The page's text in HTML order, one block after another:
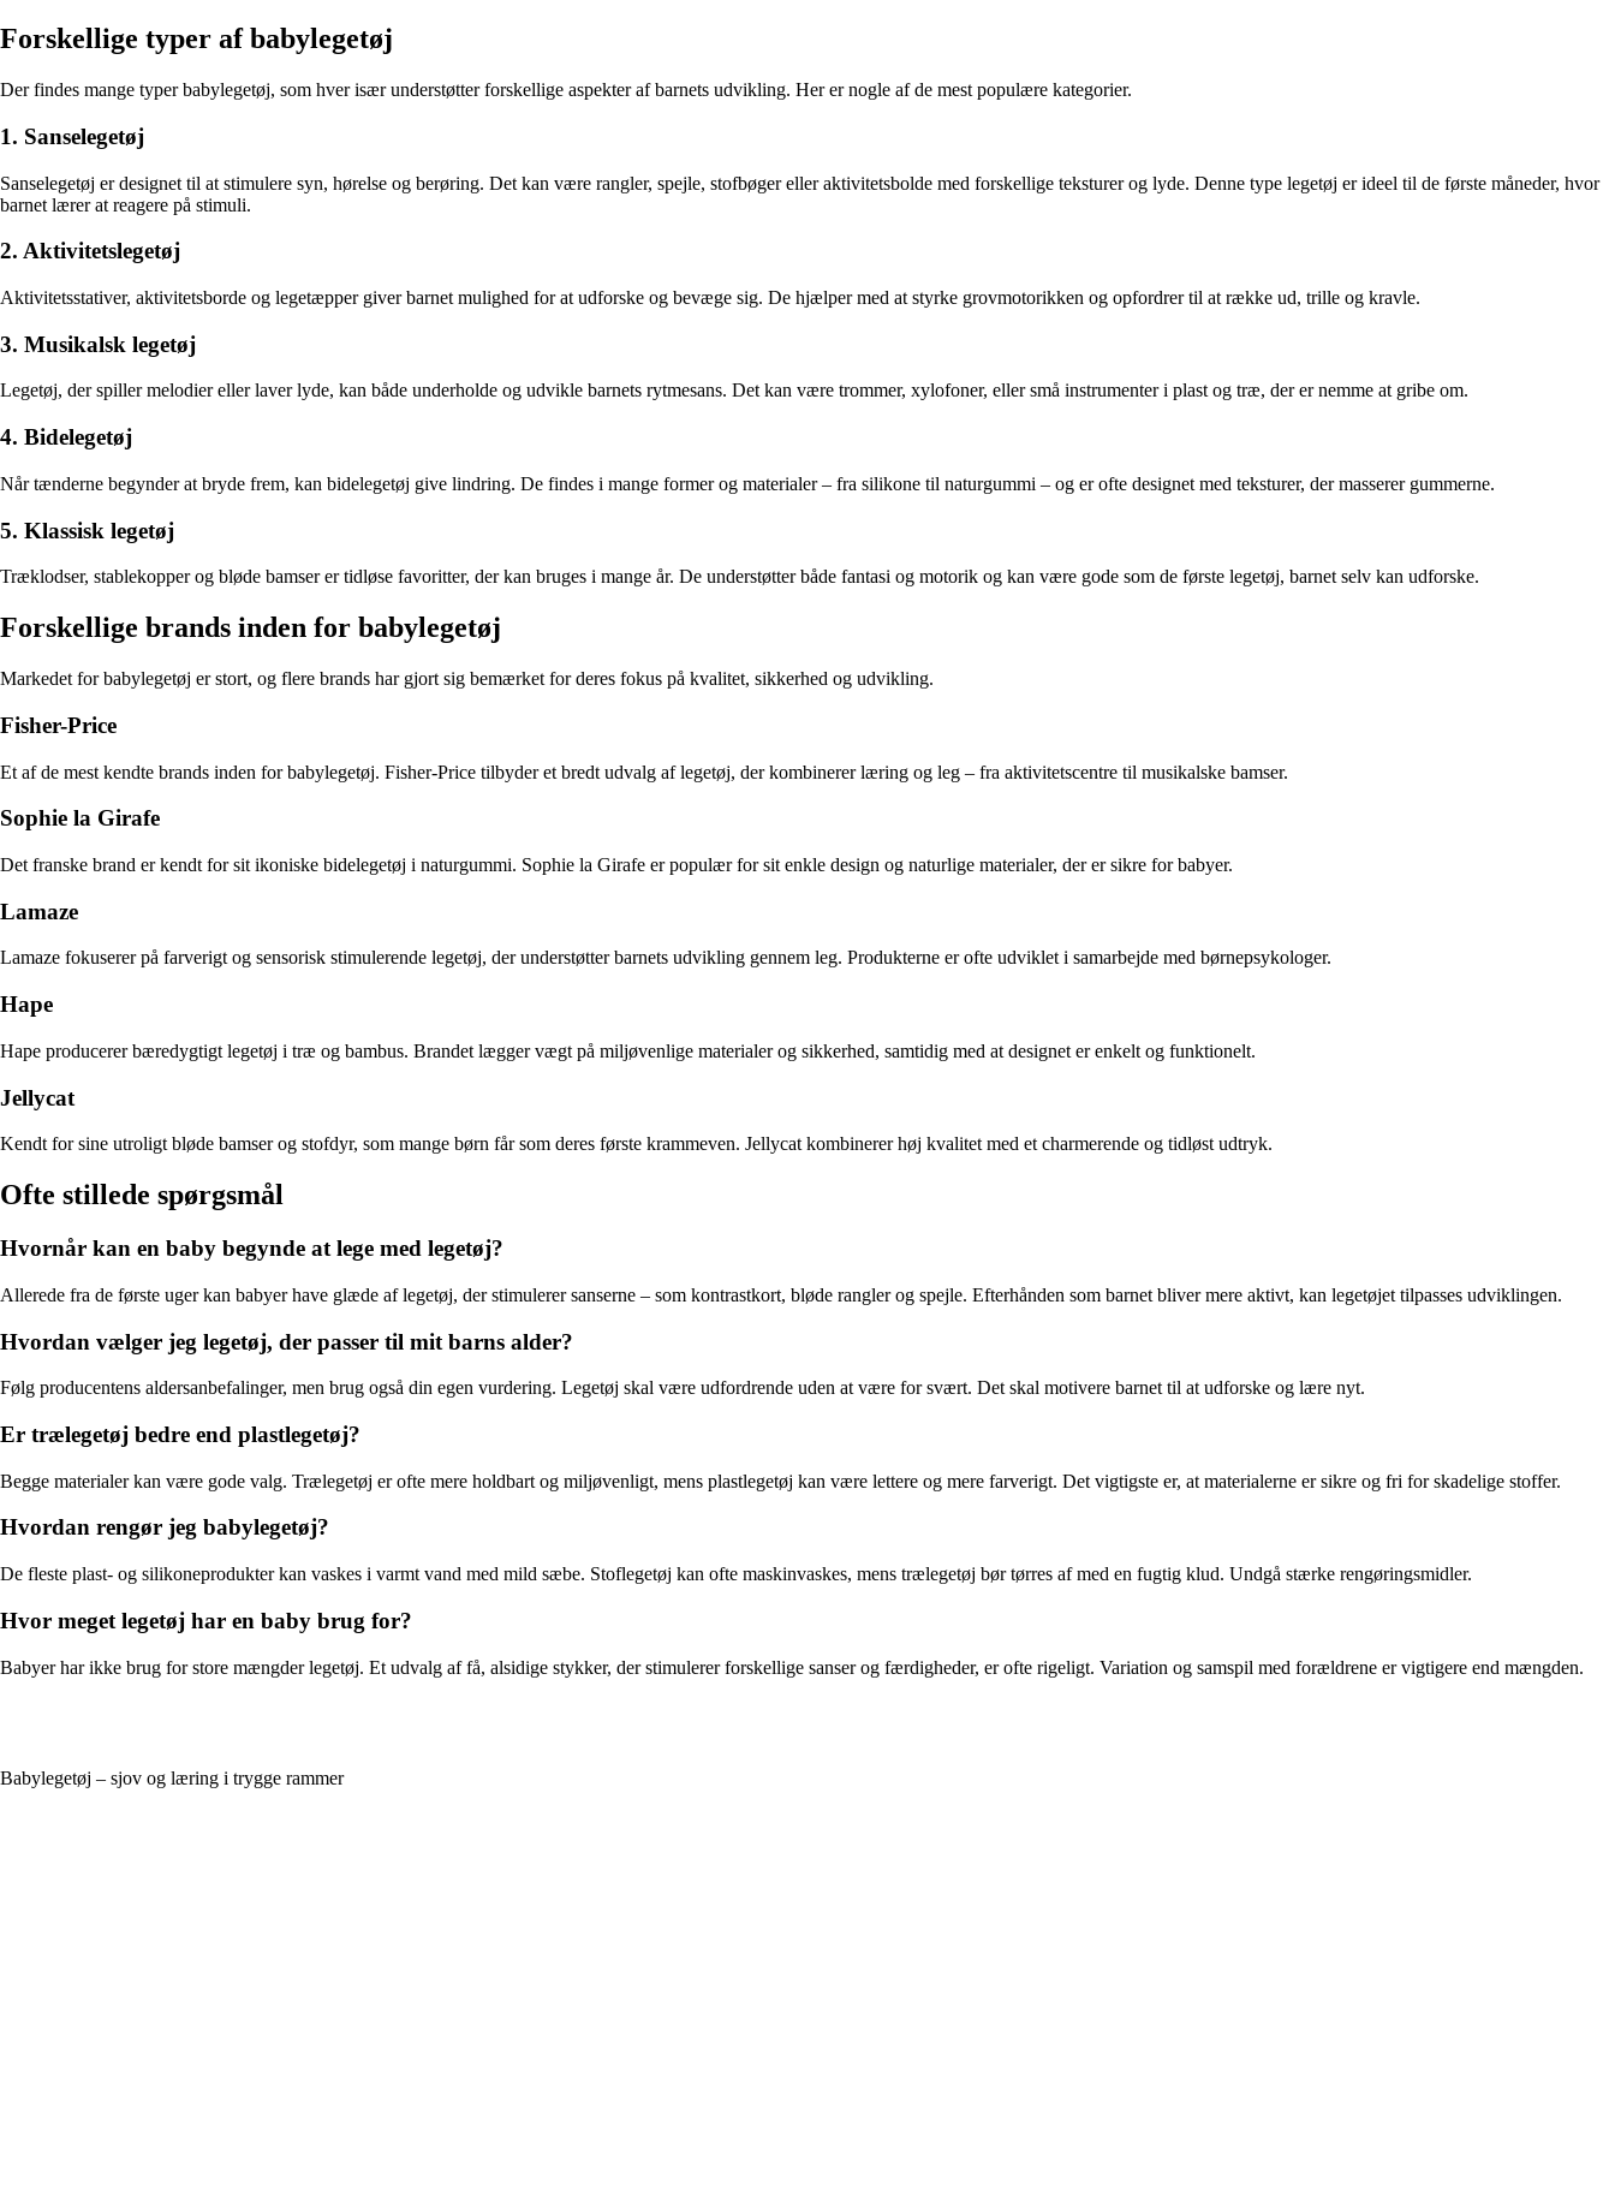
Forskellige typer af babylegetøj
Der findes mange typer babylegetøj, som hver især understøtter forskellige aspekter af barnets udvikling. Her er nogle af de mest populære kategorier.
1. Sanselegetøj
Sanselegetøj er designet til at stimulere syn, hørelse og berøring. Det kan være rangler, spejle, stofbøger eller aktivitetsbolde med forskellige teksturer og lyde. Denne type legetøj er ideel til de første måneder, hvor
barnet lærer at reagere på stimuli.
2. Aktivitetslegetøj
Aktivitetsstativer, aktivitetsborde og legetæpper giver barnet mulighed for at udforske og bevæge sig. De hjælper med at styrke grovmotorikken og opfordrer til at række ud, trille og kravle.
3. Musikalsk legetøj
Legetøj, der spiller melodier eller laver lyde, kan både underholde og udvikle barnets rytmesans. Det kan være trommer, xylofoner, eller små instrumenter i plast og træ, der er nemme at gribe om.
4. Bidelegetøj
Når tænderne begynder at bryde frem, kan bidelegetøj give lindring. De findes i mange former og materialer – fra silikone til naturgummi – og er ofte designet med teksturer, der masserer gummerne.
5. Klassisk legetøj
Træklodser, stablekopper og bløde bamser er tidløse favoritter, der kan bruges i mange år. De understøtter både fantasi og motorik og kan være gode som de første legetøj, barnet selv kan udforske.
Forskellige brands inden for babylegetøj
Markedet for babylegetøj er stort, og flere brands har gjort sig bemærket for deres fokus på kvalitet, sikkerhed og udvikling.
Fisher-Price
Et af de mest kendte brands inden for babylegetøj. Fisher-Price tilbyder et bredt udvalg af legetøj, der kombinerer læring og leg – fra aktivitetscentre til musikalske bamser.
Sophie la Girafe
Det franske brand er kendt for sit ikoniske bidelegetøj i naturgummi. Sophie la Girafe er populær for sit enkle design og naturlige materialer, der er sikre for babyer.
Lamaze
Lamaze fokuserer på farverigt og sensorisk stimulerende legetøj, der understøtter barnets udvikling gennem leg. Produkterne er ofte udviklet i samarbejde med børnepsykologer.
Hape
Hape producerer bæredygtigt legetøj i træ og bambus. Brandet lægger vægt på miljøvenlige materialer og sikkerhed, samtidig med at designet er enkelt og funktionelt.
Jellycat
Kendt for sine utroligt bløde bamser og stofdyr, som mange børn får som deres første krammeven. Jellycat kombinerer høj kvalitet med et charmerende og tidløst udtryk.
Ofte stillede spørgsmål
Hvornår kan en baby begynde at lege med legetøj?
Allerede fra de første uger kan babyer have glæde af legetøj, der stimulerer sanserne – som kontrastkort, bløde rangler og spejle. Efterhånden som barnet bliver mere aktivt, kan legetøjet tilpasses udviklingen.
Hvordan vælger jeg legetøj, der passer til mit barns alder?
Følg producentens aldersanbefalinger, men brug også din egen vurdering. Legetøj skal være udfordrende uden at være for svært. Det skal motivere barnet til at udforske og lære nyt.
Er trælegetøj bedre end plastlegetøj?
Begge materialer kan være gode valg. Trælegetøj er ofte mere holdbart og miljøvenligt, mens plastlegetøj kan være lettere og mere farverigt. Det vigtigste er, at materialerne er sikre og fri for skadelige stoffer.
Hvordan rengør jeg babylegetøj?
De fleste plast- og silikoneprodukter kan vaskes i varmt vand med mild sæbe. Stoflegetøj kan ofte maskinvaskes, mens trælegetøj bør tørres af med en fugtig klud. Undgå stærke rengøringsmidler.
Hvor meget legetøj har en baby brug for?
Babyer har ikke brug for store mængder legetøj. Et udvalg af få, alsidige stykker, der stimulerer forskellige sanser og færdigheder, er ofte rigeligt. Variation og samspil med forældrene er vigtigere end mængden.
Babylegetøj – sjov og læring i trygge rammer